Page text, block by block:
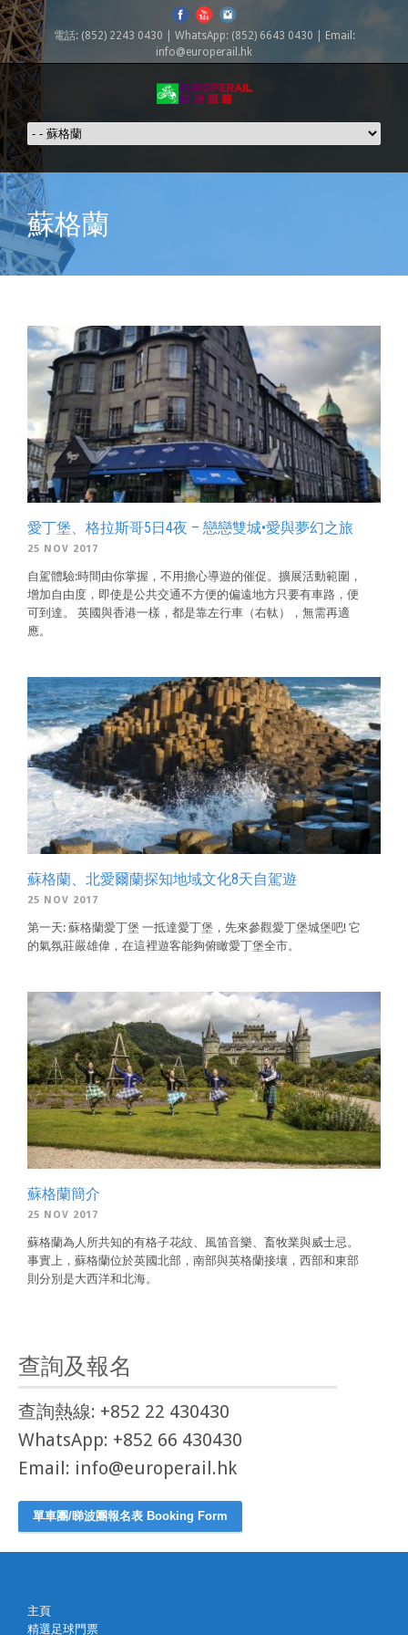
電話: (852) 2243 0430 | WhatsApp: (852) 6643 0430 | Email:
info@europerail.hk
蘇格蘭
愛丁堡、格拉斯哥5日4夜 – 戀戀雙城•愛與夢幻之旅
25 NOV 2017
自駕體驗:時間由你掌握，不用擔心導遊的催促。擴展活動範圍，
增加自由度，即使是公共交通不方便的偏遠地方只要有車路，便
可到達。 英國與香港一樣，都是靠左行車（右軚），無需再適
應。
蘇格蘭、北愛爾蘭探知地域文化8天自駕遊
25 NOV 2017
第一天: 蘇格蘭愛丁堡 一抵達愛丁堡，先來參觀愛丁堡城堡吧! 它
的氣氛莊嚴雄偉，在這裡遊客能夠俯瞰愛丁堡全市。
蘇格蘭簡介
25 NOV 2017
蘇格蘭為人所共知的有格子花紋、風笛音樂、畜牧業與威士忌。
事實上，蘇格蘭位於英國北部，南部與英格蘭接壤，西部和東部
則分別是大西洋和北海。
查詢及報名
查詢熱線: +852 22 430430
WhatsApp: +852 66 430430
Email: info@europerail.hk
單車團/睇波團報名表 Booking Form
主頁
精選足球門票